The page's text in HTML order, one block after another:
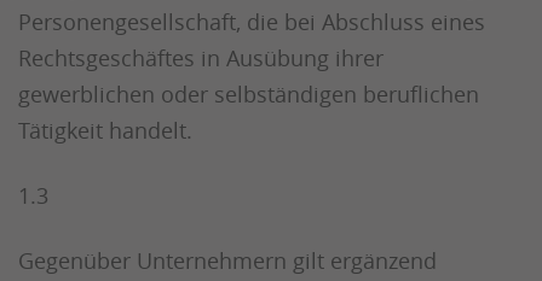
Personengesellschaft, die bei Abschluss eines
Rechtsgeschäftes in Ausübung ihrer
gewerblichen oder selbständigen beruflichen
Tätigkeit handelt.
1.3
Gegenüber Unternehmern gilt ergänzend